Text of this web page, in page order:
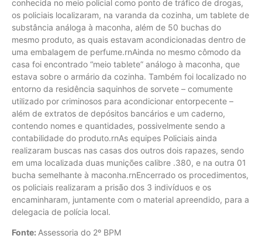
conhecida no meio policial como ponto de tráfico de drogas,
os policiais localizaram, na varanda da cozinha, um tablete de
substância análoga à maconha, além de 50 buchas do
mesmo produto, as quais estavam acondicionadas dentro de
uma embalagem de perfume.rnAinda no mesmo cômodo da
casa foi encontrado “meio tablete” análogo à maconha, que
estava sobre o armário da cozinha. Também foi localizado no
entorno da residência saquinhos de sorvete – comumente
utilizado por criminosos para acondicionar entorpecente –
além de extratos de depósitos bancários e um caderno,
contendo nomes e quantidades, possivelmente sendo a
contabilidade do produto.rnAs equipes Policiais ainda
realizaram buscas nas casas dos outros dois rapazes, sendo
em uma localizada duas munições calibre .380, e na outra 01
bucha semelhante à maconha.rnEncerrado os procedimentos,
os policiais realizaram a prisão dos 3 indivíduos e os
encaminharam, juntamente com o material apreendido, para a
delegacia de polícia local.
Fonte: Assessoria do 2º BPM